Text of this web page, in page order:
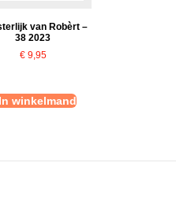
van Robèrt –
38 2023
€9,95
winkelmand